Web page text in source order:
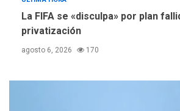
La FIFA se «disculpa» por plan
privatización
agosto 6, 2026 170